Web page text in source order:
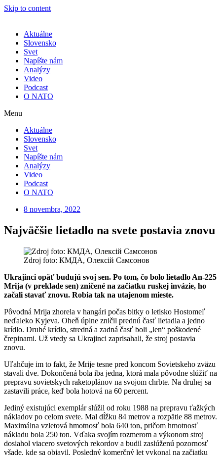
Skip to content
Aktuálne
Slovensko
Svet
Napíšte nám
Analýzy
Video
Podcast
O NATO
Menu
Aktuálne
Slovensko
Svet
Napíšte nám
Analýzy
Video
Podcast
O NATO
8 novembra, 2022
Najväčšie lietadlo na svete postavia znovu
Zdroj foto: КМДА, Олексій Самсонов
Ukrajinci opäť budujú svoj sen. Po tom, čo bolo lietadlo An-225
Mrija (v preklade sen) zničené na začiatku ruskej invázie, ho
začali stavať znovu. Robia tak na utajenom mieste.
Pôvodná Mrija zhorela v hangári počas bitky o letisko Hostomeľ
neďaleko Kyjeva. Oheň úplne zničil prednú časť lietadla a jedno
krídlo. Druhé krídlo, stredná a zadná časť boli „len“ poškodené
črepinami. Už vtedy sa Ukrajinci zaprisahali, že stroj postavia
znovu.
Uľahčuje im to fakt, že Mrije tesne pred koncom Sovietskeho zväzu
stavali dve. Dokončená bola iba jedna, ktorá mala pôvodne slúžiť na
prepravu sovietskych raketoplánov na svojom chrbte. Na druhej sa
zastavili práce, keď bola hotová na 60 percent.
Jediný existujúci exemplár slúžil od roku 1988 na prepravu ťažkých
nákladov po celom svete. Mal dĺžku 84 metrov a rozpätie 88 metrov.
Maximálna vzletová hmotnosť bola 640 ton, pričom hmotnosť
nákladu bola 250 ton. Vďaka svojím rozmerom a výkonom stroj
dosiahol viacero svetových rekordov a budil zaslúženú pozornosť
všade, kde sa objavil. Posledný komerčný let vykonal na začiatku